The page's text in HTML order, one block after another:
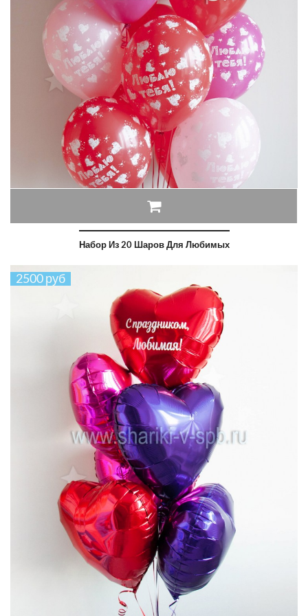
Набор Из 20 Шаров Для Любимых
2500 руб